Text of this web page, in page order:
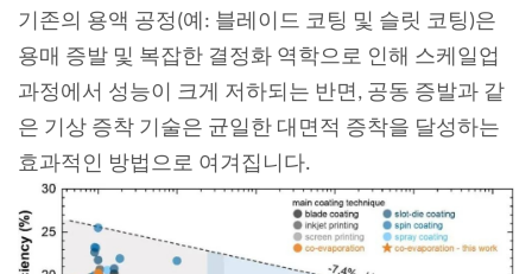
기존의 용액 공정(예: 블레이드 코팅 및 슬릿 코팅)은
용매 증발 및 복잡한 결정화 역학으로 인해 스케일업
과정에서 성능이 크게 저하되는 반면, 공동 증발과 같
은 기상 증착 기술은 균일한 대면적 증착을 달성하는
효과적인 방법으로 여겨집니다.